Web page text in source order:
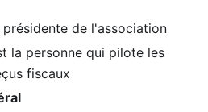
présidente de l'association
la personne qui pilote les
fiscaux